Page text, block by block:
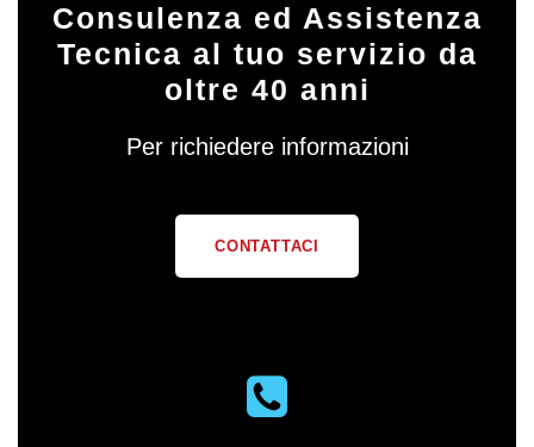
Consulenza ed Assistenza
Tecnica al tuo servizio da
oltre 40 anni
Per richiedere informazioni
CONTATTACI